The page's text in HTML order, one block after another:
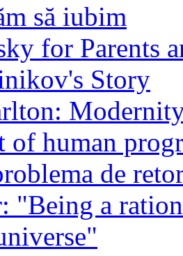
să iubim
for Parents
Story
of human
de
"Being a